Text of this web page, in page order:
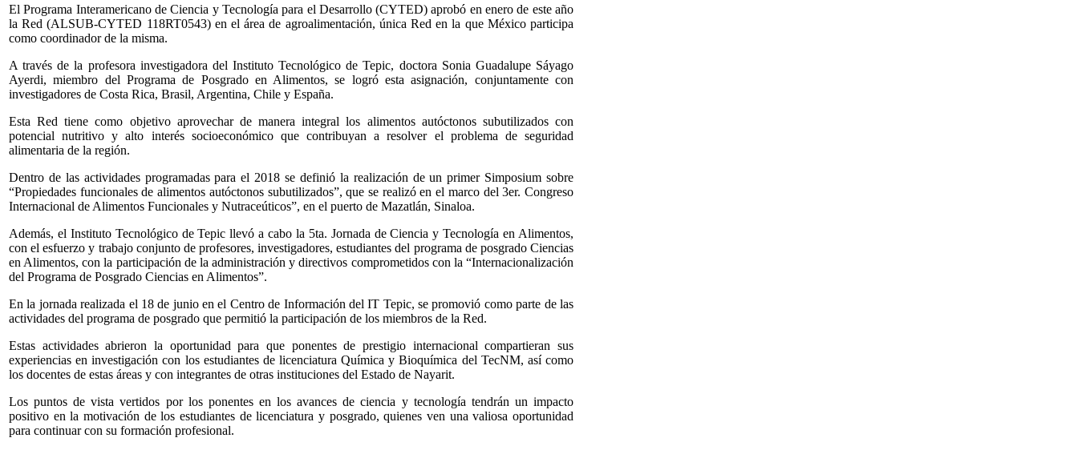
El Programa Interamericano de Ciencia y Tecnología para el Desarrollo (CYTED) aprobó en enero de este año
la Red (ALSUB-CYTED 118RT0543) en el área de agroalimentación, única Red en la que México participa
como coordinador de la misma.
A través de la profesora investigadora del Instituto Tecnológico de Tepic, doctora Sonia Guadalupe Sáyago
Ayerdi, miembro del Programa de Posgrado en Alimentos, se logró esta asignación, conjuntamente con
investigadores de Costa Rica, Brasil, Argentina, Chile y España.
Esta Red tiene como objetivo aprovechar de manera integral los alimentos autóctonos subutilizados con
potencial nutritivo y alto interés socioeconómico que contribuyan a resolver el problema de seguridad
alimentaria de la región.
Dentro de las actividades programadas para el 2018 se definió la realización de un primer Simposium sobre
“Propiedades funcionales de alimentos autóctonos subutilizados”, que se realizó en el marco del 3er. Congreso
Internacional de Alimentos Funcionales y Nutraceúticos”, en el puerto de Mazatlán, Sinaloa.
Además, el Instituto Tecnológico de Tepic llevó a cabo la 5ta. Jornada de Ciencia y Tecnología en Alimentos,
con el esfuerzo y trabajo conjunto de profesores, investigadores, estudiantes del programa de posgrado Ciencias
en Alimentos, con la participación de la administración y directivos comprometidos con la “Internacionalización
del Programa de Posgrado Ciencias en Alimentos”.
En la jornada realizada el 18 de junio en el Centro de Información del IT Tepic, se promovió como parte de las
actividades del programa de posgrado que permitió la participación de los miembros de la Red.
Estas actividades abrieron la oportunidad para que ponentes de prestigio internacional compartieran sus
experiencias en investigación con los estudiantes de licenciatura Química y Bioquímica del TecNM, así como
los docentes de estas áreas y con integrantes de otras instituciones del Estado de Nayarit.
Los puntos de vista vertidos por los ponentes en los avances de ciencia y tecnología tendrán un impacto
positivo en la motivación de los estudiantes de licenciatura y posgrado, quienes ven una valiosa oportunidad
para continuar con su formación profesional.